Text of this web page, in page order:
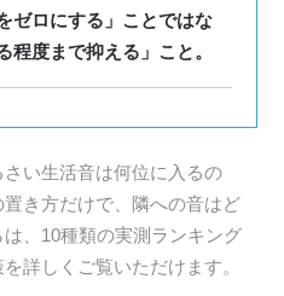
ゼロにする」ことではな
程度まで抑える」こと。
い生活音は何位に入るの
き方だけで、隣への音はど
、10種類の実測ランキング
詳しくご覧いただけます。